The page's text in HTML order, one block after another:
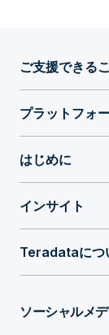
ご支援できる
プラットフォ
はじめに
インサイト
Teradataにつ
ソーシャルメ